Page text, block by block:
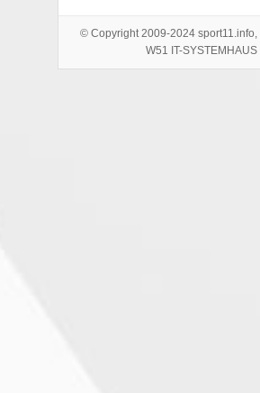
© Copyright 2009-2024 sport11.info,
W51 IT-SYSTEMHAUS